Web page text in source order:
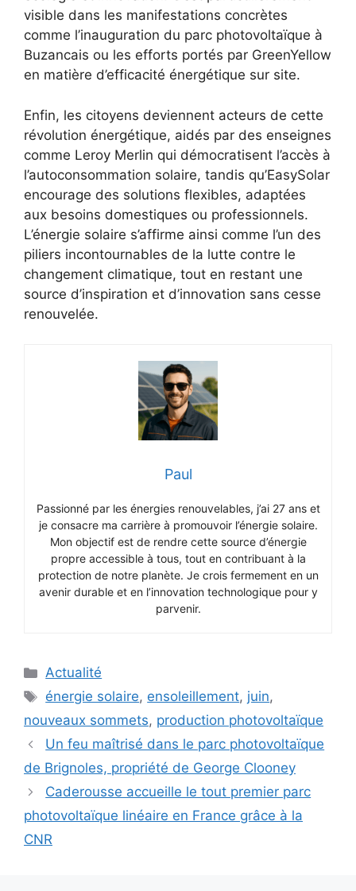
visible dans les manifestations concrètes
comme l’inauguration du parc photovoltaïque à
Buzancais ou les efforts portés par GreenYellow
en matière d’efficacité énergétique sur site.
Enfin, les citoyens deviennent acteurs de cette
révolution énergétique, aidés par des enseignes
comme Leroy Merlin qui démocratisent l’accès à
l’autoconsommation solaire, tandis qu’EasySolar
encourage des solutions flexibles, adaptées
aux besoins domestiques ou professionnels.
L’énergie solaire s’affirme ainsi comme l’un des
piliers incontournables de la lutte contre le
changement climatique, tout en restant une
source d’inspiration et d’innovation sans cesse
renouvelée.
Paul
Passionné par les énergies renouvelables, j’ai 27 ans et
je consacre ma carrière à promouvoir l’énergie solaire.
Mon objectif est de rendre cette source d’énergie
propre accessible à tous, tout en contribuant à la
protection de notre planète. Je crois fermement en un
avenir durable et en l’innovation technologique pour y
parvenir.
Catégories
Actualité
Étiquettes
énergie solaire, ensoleillement, juin,
nouveaux sommets, production photovoltaïque
Un feu maîtrisé dans le parc photovoltaïque
de Brignoles, propriété de George Clooney
Caderousse accueille le tout premier parc
photovoltaïque linéaire en France grâce à la
CNR